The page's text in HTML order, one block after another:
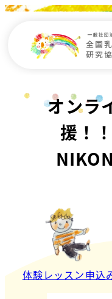
オンラ
援！
体験レッスン申込